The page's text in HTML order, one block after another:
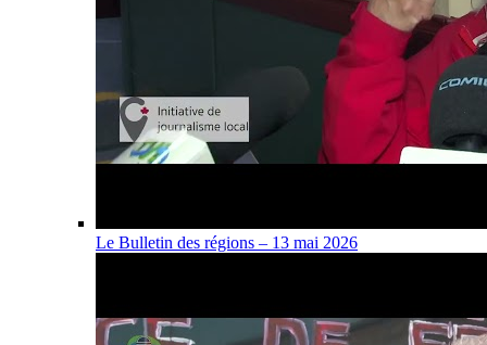
Le Bulletin des régions – 13 mai 2026